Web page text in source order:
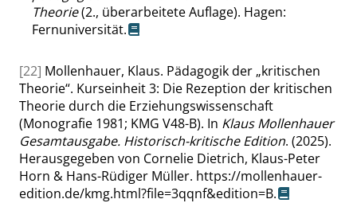
Theorie(2., überarbeitete Auflage). Hagen:
Fernuniversität.
[22] Mollenhauer, Klaus. Pädagogik der „kritischen
Theorie“. Kurseinheit 3: Die Rezeption der kritischen
Theorie durch die Erziehungswissenschaft
(Monografie 1981; KMG V48-B). In Klaus Mollenhauer
Gesamtausgabe. Historisch-kritische Edition. (2025).
Herausgegeben von Cornelie Dietrich, Klaus-Peter
Horn & Hans-Rüdiger Müller. https://mollenhauer-
edition.de/kmg.html?file=3qqnf&edition=B.